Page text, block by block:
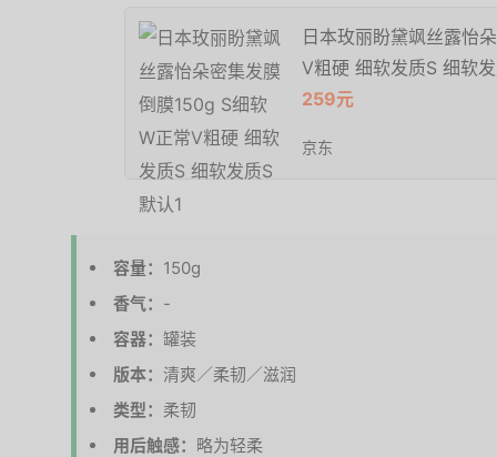
日本玫丽盼黛飒丝露怡
V粗硬 细软发质S 细软
259元
京东
容量： 150g
香气： -
容器： 罐装
版本： 清爽／柔韧／滋润
类型： 柔韧
用后触感： 略为轻柔